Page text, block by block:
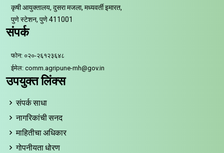
कृषी आयुक्तालय, दुसरा मजला, मध्यवर्ती इमारत,
पुणे स्टेशन, पुणे 411001
संपर्क
फोन: ०२०-२६१२३६४८
ईमेल: comm.agripune-mh@gov.in
उपयुक्त लिंक्स
संपर्क साधा
नागरिकांची सनद
माहितीचा अधिकार
गोपनीयता धोरण